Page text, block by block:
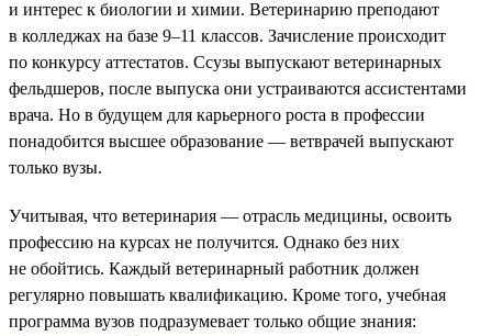
и интерес к биологии и химии. Ветеринарию преподают
в колледжах на базе 9–11 классов. Зачисление происходит
по конкурсу аттестатов. Ссузы выпускают ветеринарных
фельдшеров, после выпуска они устраиваются ассистентами
врача. Но в будущем для карьерного роста в профессии
понадобится высшее образование — ветврачей выпускают
только вузы.
Учитывая, что ветеринария — отрасль медицины, освоить
профессию на курсах не получится. Однако без них
не обойтись. Каждый ветеринарный работник должен
регулярно повышать квалификацию. Кроме того, учебная
программа вузов подразумевает только общие знания: